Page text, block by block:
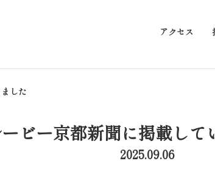
アクセス
した
ビー京都新聞に掲載して
2025.09.06